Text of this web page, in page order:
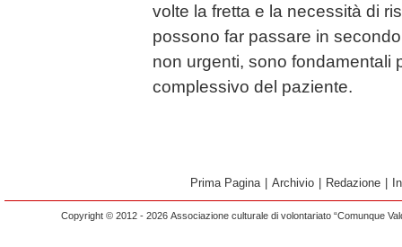
volte la fretta e la necessità di
possono far passare in
non urgenti, sono fondamentali
complessivo del paziente.
Prima Pagina | Archivio | Redazione |
Copyright © 2012 - 2026 Associazione culturale di volontariato “Comunque